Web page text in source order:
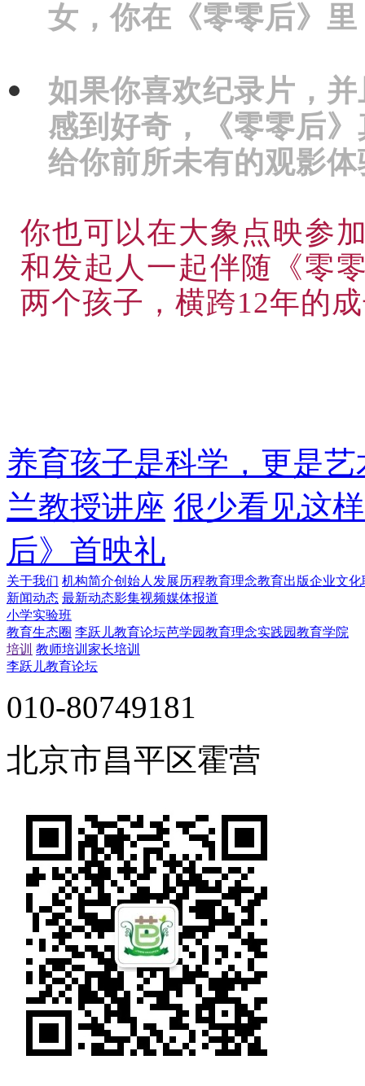
女，你在《零零后》
如果你喜欢纪录片，
感到好奇，《零零后
给你前所未有的观影
你也可以在大象点映参
和发起人一起伴随《零
两个孩子，横跨12年的
养育孩子是科学，更是
兰教授讲座 很少看见这
后》首映礼
关于我们 机构简介创始人 发展历程教育理念教育出版企业文化
新闻动态 最新动态影集视频媒体报道
小学实验班
教育生态圈 李跃儿教育论坛芭学园教育理念实践园教育学院
培训 教师培训 家长培训
李跃儿教育论坛
010-80749181
北京市昌平区霍营